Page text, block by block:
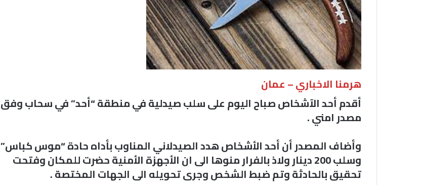
هرمنا الاخباري – عمان
أقدم أحد الآشخاص صباح اليوم على سلب صيدلية في منطقة “أحد” في سحاب وفق
مصدر امني .
وأضاف المصدر أن أحد الأشخاص هدد الصيدلاني المناوب بأداه حادة “موس كباس”
وسلب 200 دينار ولاذ بالفرار منوها الى ان الأجهزة الأمنية حضرت للمكان وفتحت
تحقيق بالحادثة وتم ضبط الشخص وجرى تحويله الى الجهات المختصة .